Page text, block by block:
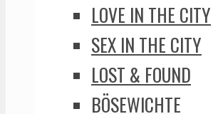
LOVE IN THE CITY
SEX IN THE CITY
LOST & FOUND
BÖSEWICHTE